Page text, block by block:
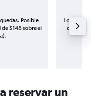
Posible
$148 sobre el
Los
de
reservar un